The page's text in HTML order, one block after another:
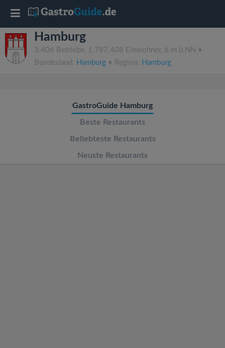
Hamburg
3.406 Betriebe, 1.787.408 Einwohner, 6 m ü.NN •
Bundesland: Hamburg • Region: Hamburg
GastroGuide Hamburg
Beste Restaurants
Beliebteste Restaurants
Neuste Restaurants
T
o